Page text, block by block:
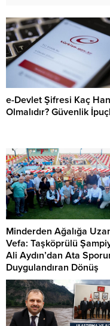
e-Devlet Şifresi Kaç
Olmalıdır? Güvenlik
Minderden Ağalığa
Vefa: Taşköprülü
Ali Aydın’dan Ata
Duygulandıran Dönüş